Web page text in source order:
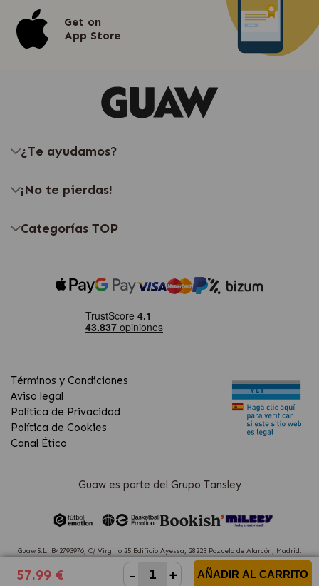
57.99 € - + AÑADIR AL CARRITO
Get on
App Store
¿Te ayudamos?
¡No te pierdas!
Categorías TOP
Términos y Condiciones
Aviso legal
Política de Privacidad
Política de Cookies
Canal Ético
Guaw es parte del Grupo Tansley
Guaw S.L. B42793976, C/ Virgilio 25 Edificio Ayessa, 28223 Pozuelo de Alarcón, Madrid.
(Spain)